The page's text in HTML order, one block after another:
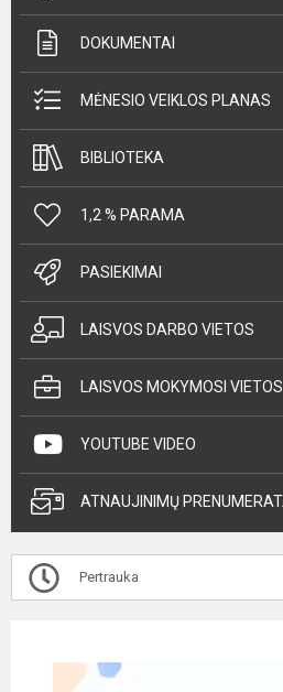
DOKUMENTAI
MĖNESIO VEIKLOS PLANAS
BIBLIOTEKA
1,2 % PARAMA
PASIEKIMAI
LAISVOS DARBO VIETOS
LAISVOS MOKYMOSI VIETOS
YOUTUBE VIDEO
ATNAUJINIMŲ
Pertrauka